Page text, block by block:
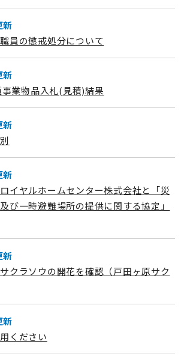
新
員の懲戒処分について
新
業物品入札(見積)結果
新
新
ロイヤルホームセンター株式会社と「災
び一時避難場所の提供に関する協定」
新
サクラソウの開花を確認（戸田ヶ原サク
新
ください